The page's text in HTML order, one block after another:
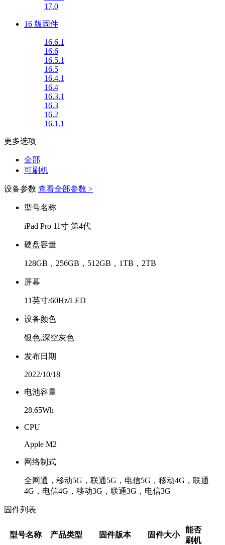
17.0
16 版固件
16.6.1
16.6
16.5.1
16.5
16.4.1
16.4
16.3.1
16.3
16.2
16.1.1
更多选项
全部
可刷机
设备参数 查看全部参数 >
型号名称
iPad Pro 11寸 第4代
硬盘容量
128GB，256GB，512GB，1TB，2TB
屏幕
11英寸/60Hz/LED
设备颜色
银色,深空灰色
发布日期
2022/10/18
电池容量
28.65Wh
CPU
Apple M2
网络制式
全网通，移动5G，联通5G，电信5G，移动4G，联通
4G，电信4G，移动3G，联通3G，电信3G
固件列表
型号名称 产品类型 固件版本 固件大小
能否
刷机